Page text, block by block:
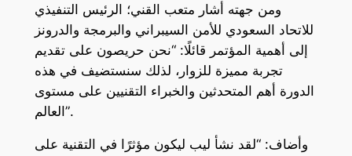
ومن جهته أشار متعب القني؛ الرئيس التنفيذي
للاتحاد السعودي للأمن السيبراني والبرمجة والدرونز
إلى أهمية المؤتمر قائلًا: “نحن حريصون على تقديم
تجربة مميزة للزوار، لذلك سنستضيف في هذه
الدورة أهم المتحدثين والخبراء التقنيين على مستوى
العالم”.
وأضاف: “لقد نشأ ليب ليكون مؤثرًا في التقنية على